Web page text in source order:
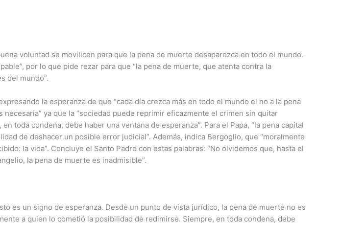
voluntad se movilicen para que la pena de muerte desaparezca en todo el mundo.
por lo que pide rezar para que “la pena de muerte, que atenta contra la
del mundo”.
la esperanza de que “cada día crezca más en todo el mundo el no a la pena
ya que la “sociedad puede reprimir eficazmente el crimen sin quitar
toda condena, debe haber una ventana de esperanza”. Para el Papa, “la pena capital
de deshacer un posible error judicial”. Además, indica Bergoglio, que “moralmente
la vida”. Concluye el Santo Padre con estas palabras: “No olvidemos que, hasta el
la pena de muerte es inadmisible”.
es un signo de esperanza. Desde un punto de vista jurídico, la pena de muerte no es
a quien lo cometió la posibilidad de redimirse. Siempre, en toda condena, debe